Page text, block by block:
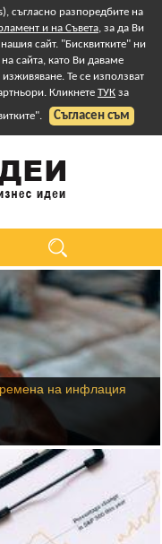
съгласно разпоредбите на
и на Съвета, за да Ви
сайт. "Бисквитките" ни
сайта, като Ви даваме
Те се използват
Кликнете ТУК за
Съгласен съм
на инфлация